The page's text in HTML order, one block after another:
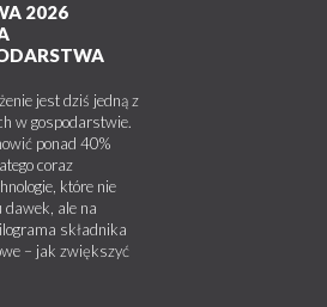
2026
jest dziś jedną z
w gospodarstwie.
ponad 40%
coraz
które nie
dawek, ale na
składnika
– jak zwiększyć